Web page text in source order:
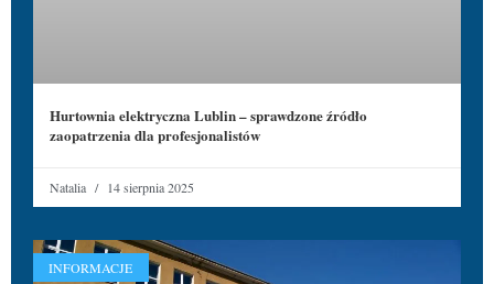
Hurtownia elektryczna Lublin – sprawdzone źródło
zaopatrzenia dla profesjonalistów
Natalia 14 sierpnia 2025
INFORMACJE